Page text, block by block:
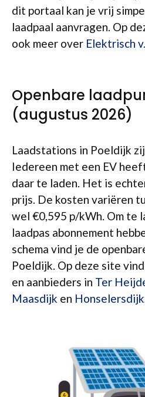
dit portaal kan je vrij
laadpaal aanvragen. Op
ook meer over Elektrisch
Openbare
(augustus 2026)
Laadstations in Poeldijk
Iedereen met een EV
daar te laden. Het is
prijs. De kosten variëren
wel €0,595 p/kWh. Om te
laadpas abonnement
schema vind je de
Poeldijk. Op deze site
en aanbieders in Ter
Maasdijk en Honselersdijk